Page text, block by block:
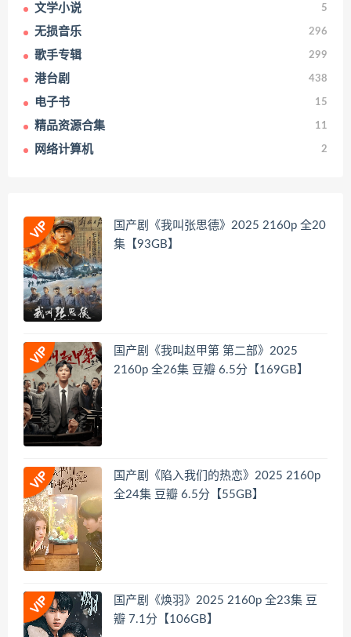
文学小说 5
无损音乐 296
歌手专辑 299
港台剧 438
电子书 15
精品资源合集 11
网络计算机 2
国产剧《我叫张思德》2025 2160p 全20
集【93GB】
国产剧《我叫赵甲第 第二部》2025
2160p 全26集 豆瓣 6.5分【169GB】
国产剧《陷入我们的热恋》2025 2160p
全24集 豆瓣 6.5分【55GB】
国产剧《焕羽》2025 2160p 全23集 豆
瓣 7.1分【106GB】